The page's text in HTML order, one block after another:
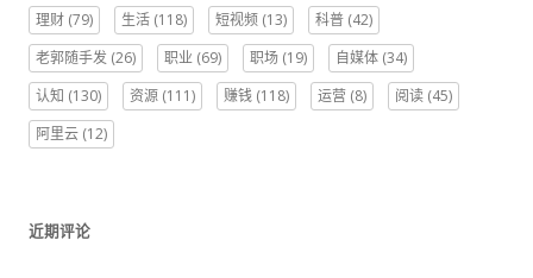
理财 (79) 生活 (118) 短视频 (13) 科普 (42)
老郭随手发 (26) 职业 (69) 职场 (19) 自媒体 (34)
认知 (130) 资源 (111) 赚钱 (118) 运营 (8) 阅读 (45)
阿里云 (12)
近期评论